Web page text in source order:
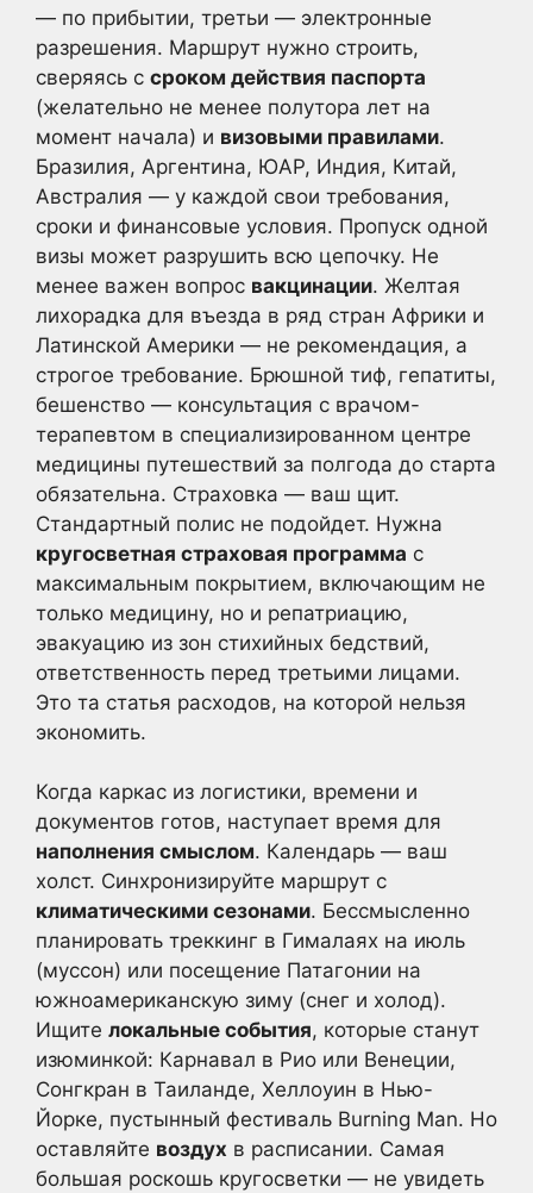
— по прибытии, третьи — электронные
разрешения. Маршрут нужно строить,
сверяясь с сроком действия паспорта
(желательно не менее полутора лет на
момент начала) и визовыми правилами.
Бразилия, Аргентина, ЮАР, Индия, Китай,
Австралия — у каждой свои требования,
сроки и финансовые условия. Пропуск одной
визы может разрушить всю цепочку. Не
менее важен вопрос вакцинации. Желтая
лихорадка для въезда в ряд стран Африки и
Латинской Америки — не рекомендация, а
строгое требование. Брюшной тиф, гепатиты,
бешенство — консультация с врачом-
терапевтом в специализированном центре
медицины путешествий за полгода до старта
обязательна. Страховка — ваш щит.
Стандартный полис не подойдет. Нужна
кругосветная страховая программа с
максимальным покрытием, включающим не
только медицину, но и репатриацию,
эвакуацию из зон стихийных бедствий,
ответственность перед третьими лицами.
Это та статья расходов, на которой нельзя
экономить.
Когда каркас из логистики, времени и
документов готов, наступает время для
наполнения смыслом. Календарь — ваш
холст. Синхронизируйте маршрут с
климатическими сезонами. Бессмысленно
планировать треккинг в Гималаях на июль
(муссон) или посещение Патагонии на
южноамериканскую зиму (снег и холод).
Ищите локальные события, которые станут
изюминкой: Карнавал в Рио или Венеции,
Сонгкран в Таиланде, Хеллоуин в Нью-
Йорке, пустынный фестиваль Burning Man. Но
оставляйте воздух в расписании. Самая
большая роскошь кругосветки — не увидеть